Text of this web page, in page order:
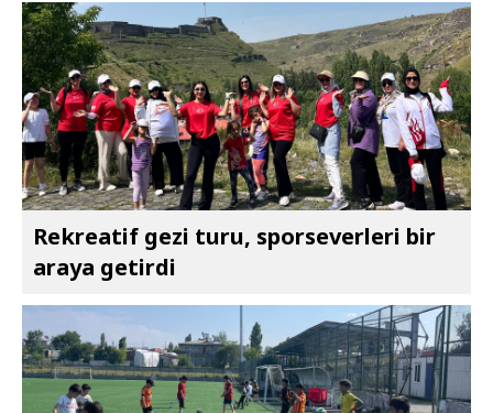
Rekreatif gezi turu, sporseverleri bir
araya getirdi